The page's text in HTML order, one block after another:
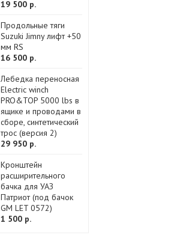
19 500 р.
Продольные тяги
Suzuki Jimny лифт +50
мм RS
16 500 р.
Лебедка переносная
Electric winch
PRO&TOP 5000 lbs в
ящике и проводами в
сборе, синтетический
трос (версия 2)
29 950 р.
Кронштейн
расширительного
бачка для УАЗ
Патриот (под бачок
GM LET 0572)
1 500 р.